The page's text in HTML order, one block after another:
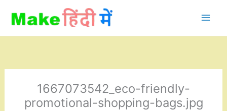
content
1667073542_eco-friendly-
promotional-shopping-bags.jpg